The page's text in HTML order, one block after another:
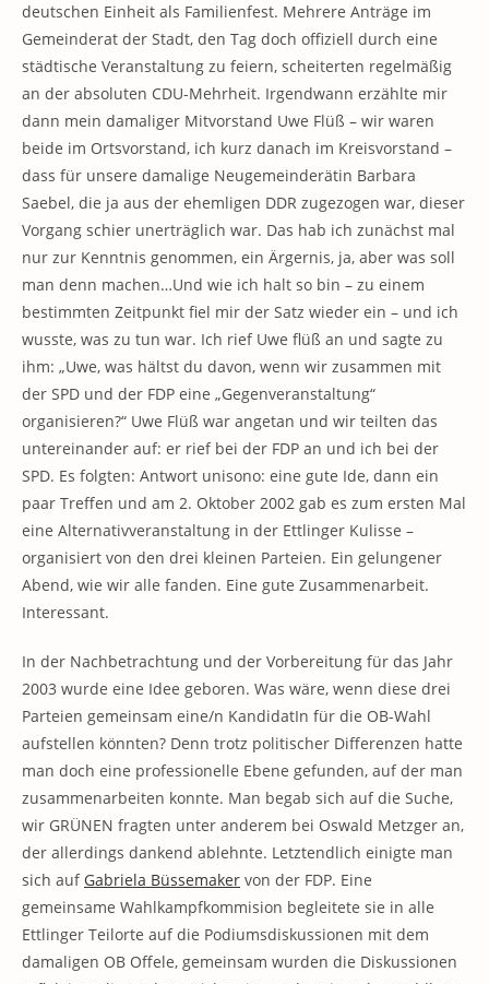
deutschen Einheit als Familienfest. Mehrere Anträge im
Gemeinderat der Stadt, den Tag doch offiziell durch eine
städtische Veranstaltung zu feiern, scheiterten regelmäßig
an der absoluten CDU-Mehrheit. Irgendwann erzählte mir
dann mein damaliger Mitvorstand Uwe Flüß – wir waren
beide im Ortsvorstand, ich kurz danach im Kreisvorstand –
dass für unsere damalige Neugemeinderätin Barbara
Saebel, die ja aus der ehemligen DDR zugezogen war, dieser
Vorgang schier unerträglich war. Das hab ich zunächst mal
nur zur Kenntnis genommen, ein Ärgernis, ja, aber was soll
man denn machen…Und wie ich halt so bin – zu einem
bestimmten Zeitpunkt fiel mir der Satz wieder ein – und ich
wusste, was zu tun war. Ich rief Uwe flüß an und sagte zu
ihm: „Uwe, was hältst du davon, wenn wir zusammen mit
der SPD und der FDP eine „Gegenveranstaltung“
organisieren?“ Uwe Flüß war angetan und wir teilten das
untereinander auf: er rief bei der FDP an und ich bei der
SPD. Es folgten: Antwort unisono: eine gute Ide, dann ein
paar Treffen und am 2. Oktober 2002 gab es zum ersten Mal
eine Alternativveranstaltung in der Ettlinger Kulisse –
organisiert von den drei kleinen Parteien. Ein gelungener
Abend, wie wir alle fanden. Eine gute Zusammenarbeit.
Interessant.
In der Nachbetrachtung und der Vorbereitung für das Jahr
2003 wurde eine Idee geboren. Was wäre, wenn diese drei
Parteien gemeinsam eine/n KandidatIn für die OB-Wahl
aufstellen könnten? Denn trotz politischer Differenzen hatte
man doch eine professionelle Ebene gefunden, auf der man
zusammenarbeiten konnte. Man begab sich auf die Suche,
wir GRÜNEN fragten unter anderem bei Oswald Metzger an,
der allerdings dankend ablehnte. Letztendlich einigte man
sich auf Gabriela Büssemaker von der FDP. Eine
gemeinsame Wahlkampfkommision begleitete sie in alle
Ettlinger Teilorte auf die Podiumsdiskussionen mit dem
damaligen OB Offele, gemeinsam wurden die Diskussionen